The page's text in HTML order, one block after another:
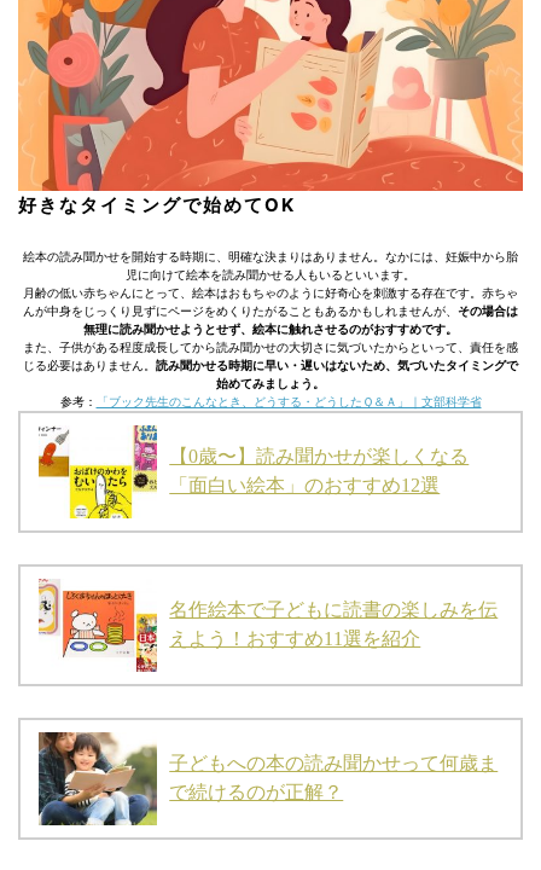
好きなタイミングで始めてOK
絵本の読み聞かせを開始する時期に、明確な決まりはありません。なかには、妊娠中から胎
児に向けて絵本を読み聞かせる人もいるといいます。
月齢の低い赤ちゃんにとって、絵本はおもちゃのように好奇心を刺激する存在です。赤ちゃ
んが中身をじっくり見ずにページをめくりたがることもあるかもしれませんが、 その場合は
無理に読み聞かせようとせず、絵本に触れさせるのがおすすめです。
また、子供がある程度成長してから読み聞かせの大切さに気づいたからといって、責任を感
じる必要はありません。 読み聞かせる時期に早い・遅いはないため、気づいたタイミングで
始めてみましょう。
参考：
「ブック先生のこんなとき、どうする・どうしたＱ＆Ａ」｜文部科学省
【0歳〜】読み聞かせが楽しくなる
「面白い絵本」のおすすめ12選
名作絵本で子どもに読書の楽しみを伝
えよう！おすすめ11選を紹介
子どもへの本の読み聞かせって何歳ま
で続けるのが正解？